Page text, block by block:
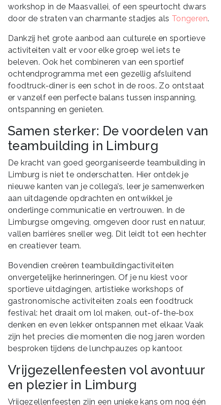
workshop in de Maasvallei, of een speurtocht dwars
door de straten van charmante stadjes als Tongeren.
Dankzij het grote aanbod aan culturele en sportieve
activiteiten valt er voor elke groep wel iets te
beleven. Ook het combineren van een sportief
ochtendprogramma met een gezellig afsluitend
foodtruck-diner is een schot in de roos. Zo ontstaat
er vanzelf een perfecte balans tussen inspanning,
ontspanning en genieten.
Samen sterker: De voordelen van
teambuilding in Limburg
De kracht van goed georganiseerde teambuilding in
Limburg is niet te onderschatten. Hier ontdek je
nieuwe kanten van je collega’s, leer je samenwerken
aan uitdagende opdrachten en ontwikkel je
onderlinge communicatie en vertrouwen. In de
Limburgse omgeving, omgeven door rust en natuur,
vallen barrières sneller weg. Dit leidt tot een hechter
en creatiever team.
Bovendien creëren teambuildingactiviteiten
onvergetelijke herinneringen. Of je nu kiest voor
sportieve uitdagingen, artistieke workshops of
gastronomische activiteiten zoals een foodtruck
festival: het draait om lol maken, out-of-the-box
denken en even lekker ontspannen met elkaar. Vaak
zijn het precies die momenten die nog jaren worden
besproken tijdens de lunchpauzes op kantoor.
Vrijgezellenfeesten vol avontuur
en plezier in Limburg
Vrijgezellenfeesten zijn een unieke kans om nog één